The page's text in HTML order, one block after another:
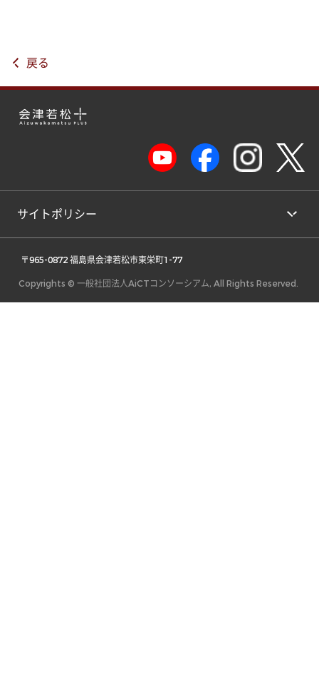
戻る
サイトポリシー
〒965-0872 福島県会津若松市東栄町1-77
Copyrights © 一般社団法人AiCTコンソーシアム, All Rights Reserved.